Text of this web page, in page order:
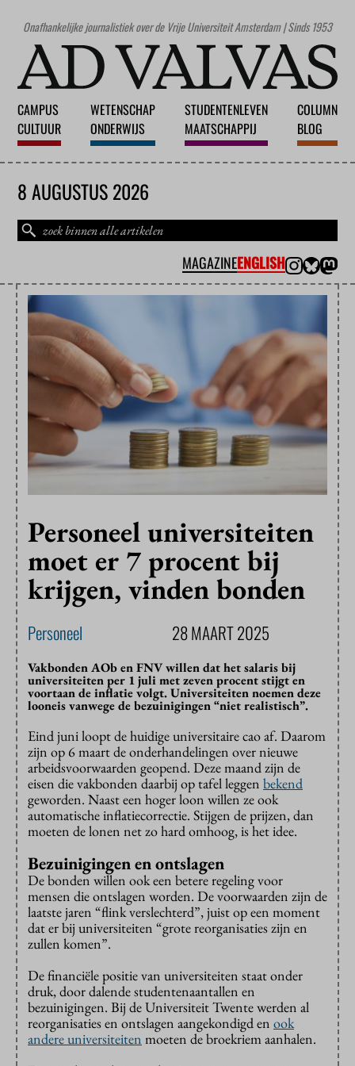
Onafhankelijke journalistiek over de Vrije Universiteit Amsterdam | Sinds 1953
CAMPUS
CULTUUR
WETENSCHAP
ONDERWIJS
STUDENTENLEVEN
MAATSCHAPPIJ
COLUMN
BLOG
8 AUGUSTUS 2026
MAGAZINEENGLISH
Personeel universiteiten
moet er 7 procent bij
krijgen, vinden bonden
Personeel 28 MAART 2025
Vakbonden AOb en FNV willen dat het salaris bij
universiteiten per 1 juli met zeven procent stijgt en
voortaan de inflatie volgt. Universiteiten noemen deze
looneis vanwege de bezuinigingen “niet realistisch”.
Eind juni loopt de huidige universitaire cao af. Daarom
zijn op 6 maart de onderhandelingen over nieuwe
arbeidsvoorwaarden geopend. Deze maand zijn de
eisen die vakbonden daarbij op tafel leggen bekend
geworden. Naast een hoger loon willen ze ook
automatische inflatiecorrectie. Stijgen de prijzen, dan
moeten de lonen net zo hard omhoog, is het idee.
Bezuinigingen en ontslagen
De bonden willen ook een betere regeling voor
mensen die ontslagen worden. De voorwaarden zijn de
laatste jaren “flink verslechterd”, juist op een moment
dat er bij universiteiten “grote reorganisaties zijn en
zullen komen”.
De financiële positie van universiteiten staat onder
druk, door dalende studentenaantallen en
bezuinigingen. Bij de Universiteit Twente werden al
reorganisaties en ontslagen aangekondigd en ook
andere universiteiten moeten de broekriem aanhalen.